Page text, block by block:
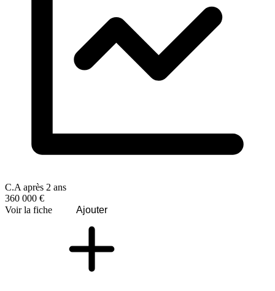
C.A après 2 ans
360 000 €
Voir la fiche
Ajouter